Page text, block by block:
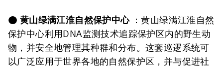
● 黄山绿满江淮自然保护中心：黄山绿满江淮自然
保护中心利用DNA监测技术追踪保护区内的野生动
物，并安全地管理其种群和分布。这套巡逻系统可
以广泛应用于世界各地的自然保护区，并与促进社